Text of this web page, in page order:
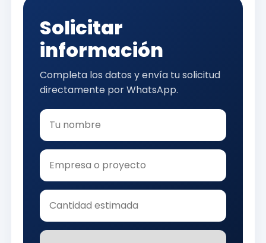
Solicitar
información
Completa los datos y envía tu solicitud
directamente por WhatsApp.